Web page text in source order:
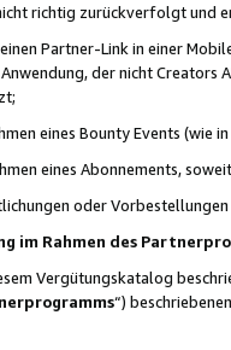
richtig zurückverfolgt und
Partner-Link in einer
der nicht Creators
eines Bounty Events
eines Abonnements,
oder
im Rahmen des
Vergütungskatalog
“)